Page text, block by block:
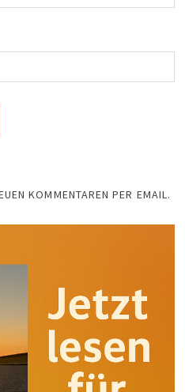
KOMMENTAREN PER EMAIL.